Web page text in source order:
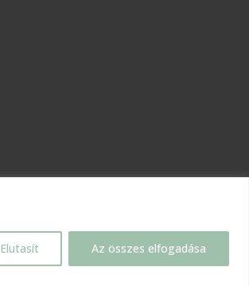
Elutasít Az összes elfogadása